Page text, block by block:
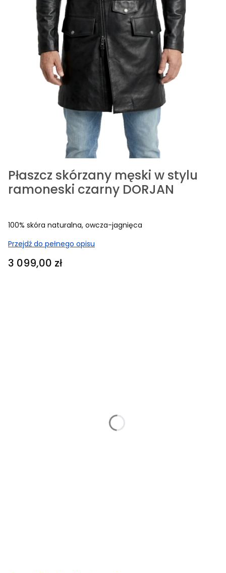
Płaszcz skórzany męski w stylu
ramoneski czarny DORJAN
100% skóra naturalna, owcza-jagnięca
Przejdź do pełnego opisu
Cena
3 099,00 zł